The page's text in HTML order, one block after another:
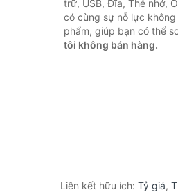
trữ, USB, Đĩa, Thẻ nhớ,
có cùng sự nỗ lực
phẩm, giúp bạn có thể
tôi không bán hàng.
Liên kết hữu ích: Tỷ giá,